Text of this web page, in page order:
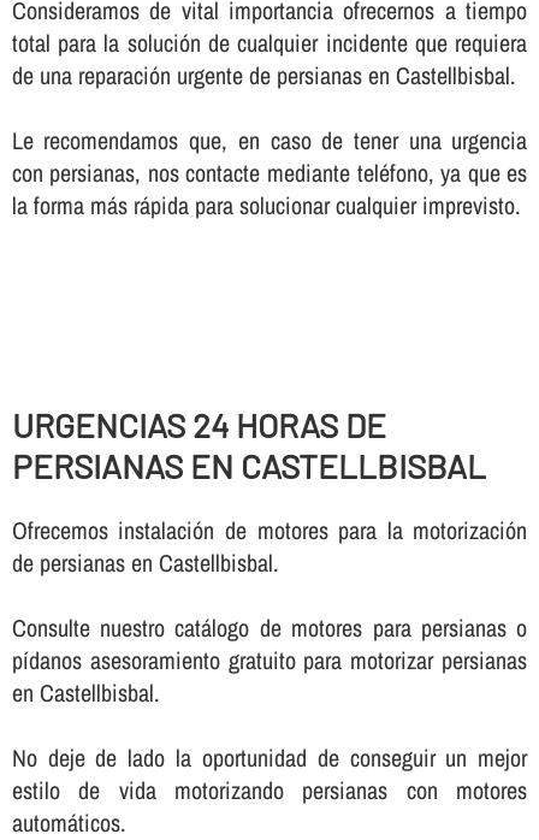
Consideramos de vital importancia ofrecernos a tiempo
total para la solución de cualquier incidente que requiera
de una reparación urgente de persianas en Castellbisbal.
Le recomendamos que, en caso de tener una urgencia
con persianas, nos contacte mediante teléfono, ya que es
la forma más rápida para solucionar cualquier imprevisto.
URGENCIAS 24 HORAS DE
PERSIANAS EN CASTELLBISBAL
Ofrecemos instalación de motores para la motorización
de persianas en Castellbisbal.
Consulte nuestro catálogo de motores para persianas o
pí­danos asesoramiento gratuito para motorizar persianas
en Castellbisbal.
No deje de lado la oportunidad de conseguir un mejor
estilo de vida motorizando persianas con motores
automáticos.